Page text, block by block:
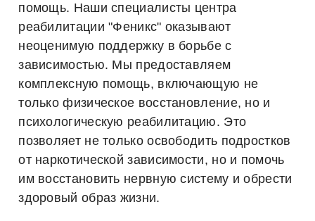
помощь. Наши специалисты центра
реабилитации "Феникс" оказывают
неоценимую поддержку в борьбе с
зависимостью. Мы предоставляем
комплексную помощь, включающую не
только физическое восстановление, но и
психологическую реабилитацию. Это
позволяет не только освободить подростков
от наркотической зависимости, но и помочь
им восстановить нервную систему и обрести
здоровый образ жизни.